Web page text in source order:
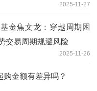
2025-11-27
金焦文龙：穿越周期困
交易周期规避风险
2025-11-26
购金额有差异吗？